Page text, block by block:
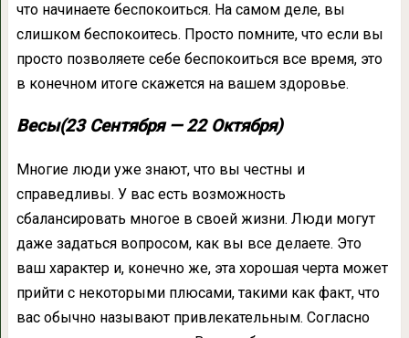
что начинаете беспокоиться. На самом деле, вы
слишком беспокоитесь. Просто помните, что если вы
просто позволяете себе беспокоиться все время, это
в конечном итоге скажется на вашем здоровье.
Весы(23 Сентября — 22 Октября)
Многие люди уже знают, что вы честны и
справедливы. У вас есть возможность
сбалансировать многое в своей жизни. Люди могут
даже задаться вопросом, как вы все делаете. Это
ваш характер и, конечно же, эта хорошая черта может
прийти с некоторыми плюсами, такими как факт, что
вас обычно называют привлекательным. Согласно